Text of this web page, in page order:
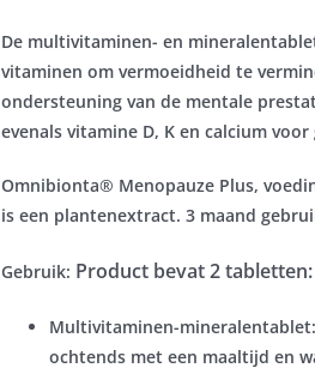
De multivitaminen- en
vitaminen om vermoeidheid te
ondersteuning van de mentale
evenals vitamine D, K en calcium
Omnibionta® Menopauze Plus,
is een plantenextract. 3 maand
Gebruik: Product bevat 2 tabletten:
Multivitaminen-
ochtends met een maaltijd en